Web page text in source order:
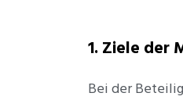
1. Ziele der
Bei der